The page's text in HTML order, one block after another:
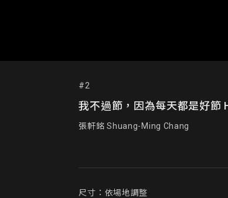
#2
我不過節，因為每天都是好節
張軒銘 Shuang-Ming Chang
尺寸：依場地調整